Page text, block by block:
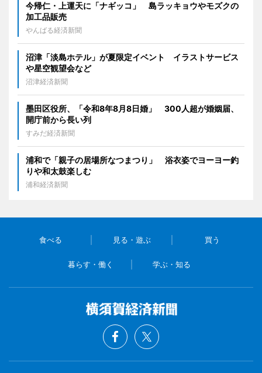
今帰仁・上運天に「ナギッコ」 島ラッキョウやモズクの
加工品販売
やんばる経済新聞
沼津「淡島ホテル」が夏限定イベント イラストサービス
や星空観望会など
沼津経済新聞
墨田区役所、「令和8年8月8日婚」 300人超が婚姻届、
開庁前から長い列
すみだ経済新聞
浦和で「親子の居場所なつまつり」 浴衣姿でヨーヨー釣
りや和太鼓楽しむ
浦和経済新聞
食べる 見る・遊ぶ 買う
暮らす・働く 学ぶ・知る